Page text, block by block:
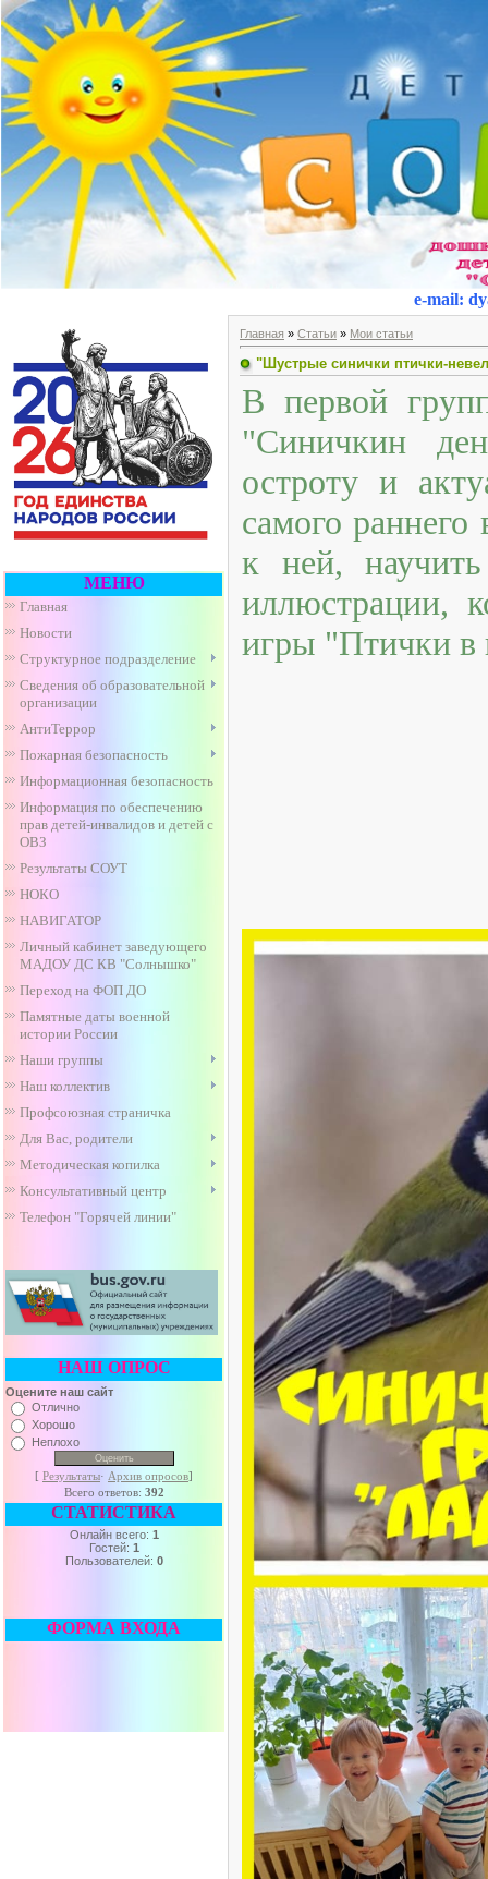
e-mail:
МЕНЮ
Главная
Новости
Структурное подразделение
Сведения об образовательной
организации
АнтиТеррор
Пожарная безопасность
Информационная безопасность
Информация по обеспечению
прав детей-инвалидов и детей с
ОВЗ
Результаты СОУТ
НОКО
НАВИГАТОР
Личный кабинет заведующего
МАДОУ ДС КВ "Солнышко"
Переход на ФОП ДО
Памятные даты военной
истории России
Наши группы
Наш коллектив
Профсоюзная страничка
Для Вас, родители
Методическая копилка
Консультативный центр
Телефон "Горячей линии"
НАШ ОПРОС
Оцените наш сайт
Отлично
Хорошо
Неплохо
[ Результаты· Архив опросов]
Всего ответов: 392
СТАТИСТИКА
Онлайн всего: 1
Гостей: 1
Пользователей: 0
ФОРМА ВХОДА
Главная » Статьи » Мои статьи
"Шустрые синички птички-
В первой
"Синичкин
остроту и
самого
к ней,
иллюстрации,
игры "Птички в